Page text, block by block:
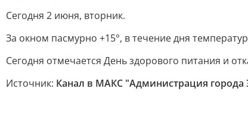
Сегодня 2 июня, вторник.
За окном пасмурно +15°, в течение дня
Сегодня отмечается День здорового питания и
Источник: Канал в МАКС "Администрация города